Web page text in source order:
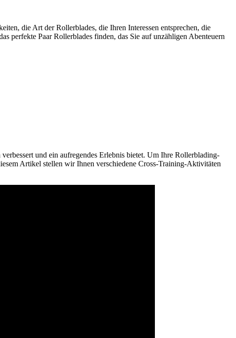
die Art der Rollerblades, die Ihren Interessen entsprechen, die
perfekte Paar Rollerblades finden, das Sie auf unzähligen Abenteuern
und ein aufregendes Erlebnis bietet. Um Ihre Rollerblading-
Artikel stellen wir Ihnen verschiedene Cross-Training-Aktivitäten